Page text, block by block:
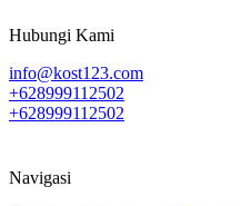
Hubungi Kami
info@kost123.com
+628999112502
+628999112502
Navigasi